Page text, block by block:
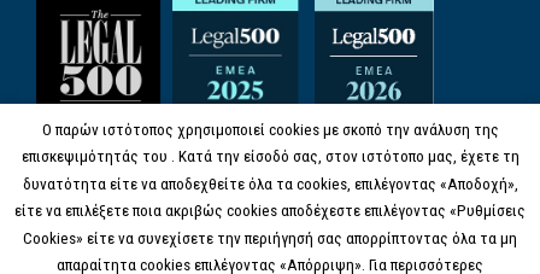
Ο παρών ιστότοπος χρησιμοποιεί cookies με σκοπό την ανάλυση της
επισκεψιμότητάς του . Κατά την είσοδό σας, στον ιστότοπο μας, έχετε τη
δυνατότητα είτε να αποδεχθείτε όλα τα cookies, επιλέγοντας «Αποδοχή»,
είτε να επιλέξετε ποια ακριβώς cookies αποδέχεστε επιλέγοντας «Ρυθμίσεις
Cookies» είτε να συνεχίσετε την περιήγησή σας απορρίπτοντας όλα τα μη
απαραίτητα cookies επιλέγοντας «Απόρριψη». Για περισσότερες